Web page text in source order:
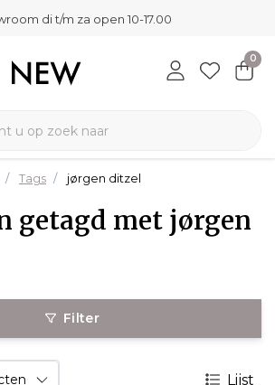
di t/m za open 10-17.00
0
Tags jørgen ditzel
getagd met jørgen
Filter
Lijst